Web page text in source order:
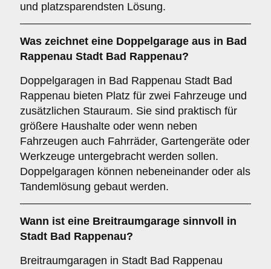
und platzsparendsten Lösung.
Was zeichnet eine Doppelgarage aus in Bad
Rappenau Stadt Bad Rappenau?
Doppelgaragen in Bad Rappenau Stadt Bad
Rappenau bieten Platz für zwei Fahrzeuge und
zusätzlichen Stauraum. Sie sind praktisch für
größere Haushalte oder wenn neben
Fahrzeugen auch Fahrräder, Gartengeräte oder
Werkzeuge untergebracht werden sollen.
Doppelgaragen können nebeneinander oder als
Tandemlösung gebaut werden.
Wann ist eine Breitraumgarage sinnvoll in
Stadt Bad Rappenau?
Breitraumgaragen in Stadt Bad Rappenau